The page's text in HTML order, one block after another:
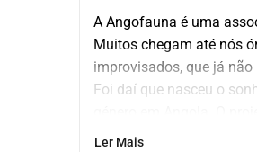
A Angofauna é uma
Muitos chegam até nós
improvisados, que já
Foi daí que nasceu o
clínica veterinária
Ler Mais